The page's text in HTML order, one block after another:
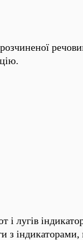
і лугів
з індикаторами,